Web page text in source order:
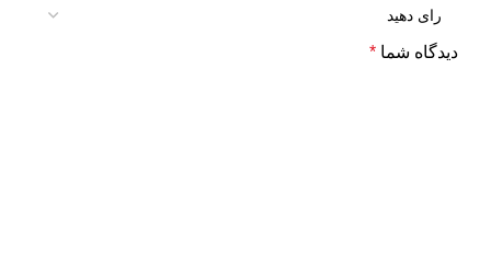
دیدگاه شما *